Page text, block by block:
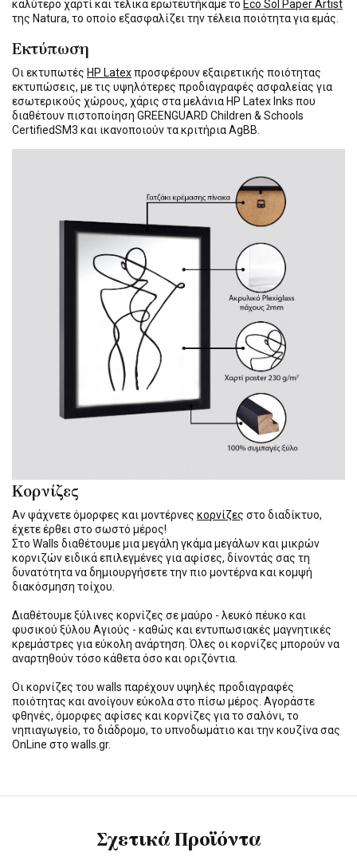
καλύτερο χαρτί και τελικά ερωτευτήκαμε το Eco Sol Paper Artist
της Natura, το οποίο εξασφαλίζει την τέλεια ποιότητα για εμάς.
Εκτύπωση
Οι εκτυπωτές HP Latexπροσφέρουν εξαιρετικής ποιότητας
εκτυπώσεις, με τις υψηλότερες προδιαγραφές ασφαλείας για
εσωτερικούς χώρους, χάρις στα μελάνια HP Latex Inks που
διαθέτουν πιστοποίηση GREENGUARD Children & Schools
CertifiedSM3 και ικανοποιούν τα κριτήρια AgBB.
Κορνίζες
Αν ψάχνετε όμορφες και μοντέρνες κορνίζες στο διαδίκτυο,
έχετε έρθει στο σωστό μέρος!
Στο Walls διαθέτουμε μια μεγάλη γκάμα μεγάλων και μικρών
κορνιζών ειδικά επιλεγμένες για αφίσες, δίνοντάς σας τη
δυνατότητα να δημιουργήσετε την πιο μοντέρνα και κομψή
διακόσμηση τοίχου.
Διαθέτουμε ξύλινες κορνίζες σε μαύρο - λευκό πέυκο και
φυσικού ξύλου Αγιούς - καθώς και εντυπωσιακές μαγνητικές
κρεμάστρες για εύκολη ανάρτηση. Όλες οι κορνίζες μπορούν να
αναρτηθούν τόσο κάθετα όσο και οριζόντια.
Οι κορνίζες του walls παρέχουν υψηλές προδιαγραφές
ποιότητας και ανοίγουν εύκολα στο πίσω μέρος. Αγοράστε
φθηνές, όμορφες αφίσες και κορνίζες για το σαλόνι, το
νηπιαγωγείο, το διάδρομο, το υπνοδωμάτιο και την κουζίνα σας
OnLine στο walls.gr.
Σχετικά Προϊόντα